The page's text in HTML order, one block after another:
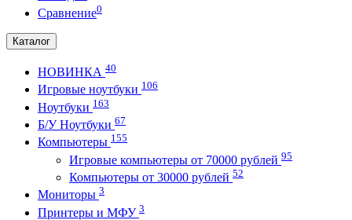
Сравнение0
Каталог
НОВИНКА 40
Игровые ноутбуки 106
Ноутбуки 163
Б/У Ноутбуки 67
Компьютеры 155
Игровые компьютеры от 70000 рублей 95
Компьютеры от 30000 рублей 52
Мониторы 3
Принтеры и МФУ 3